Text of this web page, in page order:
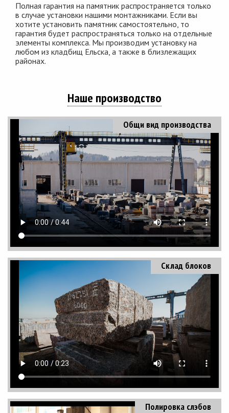
Полная гарантия на памятник распространяется только
в случае установки нашими монтажниками. Если вы
хотите установить памятник самостоятельно, то
гарантия будет распространяться только на отдельные
элементы комплекса. Мы производим установку на
любом из кладбищ Ельска, а также в близлежащих
районах.
Наше производство
Общи вид производства
Склад блоков
Полировка слэбов